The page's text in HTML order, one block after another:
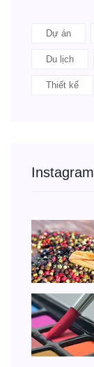
Dự án
Du lịch
Thiết kế
Instagram